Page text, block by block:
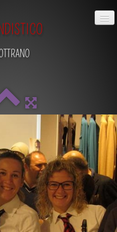
SIAMO
DI MUSICA
ALBUM